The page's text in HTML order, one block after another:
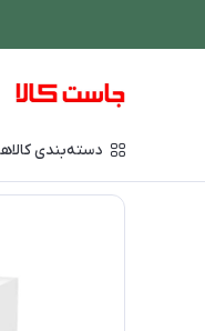
دسته‌بندی
فروشگاه اینترنتی